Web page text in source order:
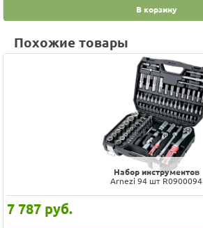
В корзину
Похожие товары
Набор инструментов
Arnezi 94 шт R0900094
7 787 руб.